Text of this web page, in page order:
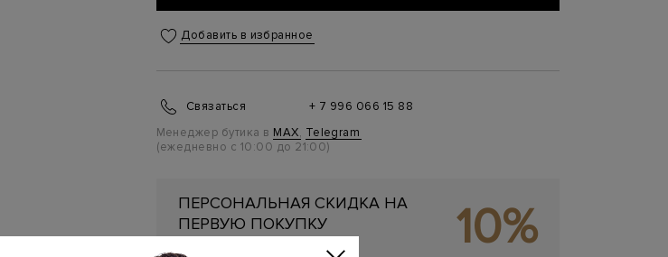
Добавить в избранное
Связаться
+ 7 996 066 15 88
Менеджер бутика в MAX, Telegram
(ежедневно с 10:00 до 21:00)
ПЕРСОНАЛЬНАЯ СКИДКА НА
ПЕРВУЮ ПОКУПКУ
Подробнее 10%